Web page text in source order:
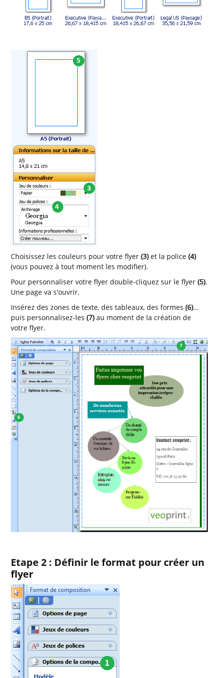
Choisissez les couleurs pour votre flyer(3)et la police(4)
(vous pouvez à tout moment les modifier).
Pour personnaliser votre flyer double-cliquez sur le flyer(5).
Une page va s'ouvrir.
Insérez des zones de texte, des tableaux, des formes(6)...
puis personnalisez-les(7)au moment de la création de
votre flyer.
Etape 2 : Définir le format pour créer un
flyer